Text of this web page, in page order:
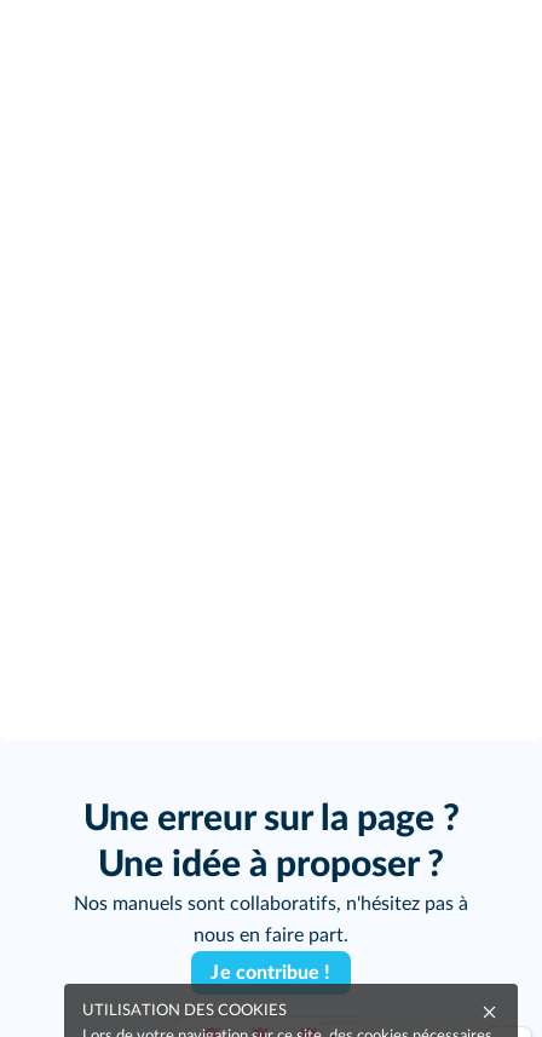
Une erreur sur la page ?
Une idée à proposer ?
Nos manuels sont collaboratifs, n'hésitez pas à
nous en faire part.
Je contribue !
UTILISATION DES COOKIES